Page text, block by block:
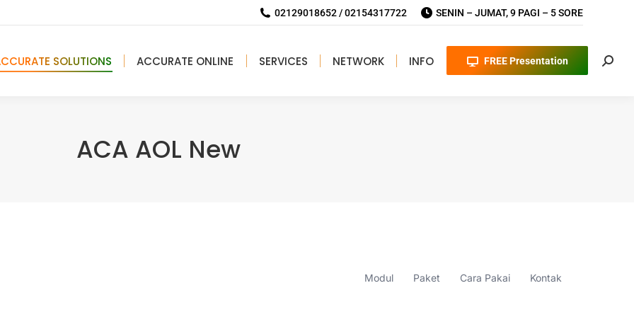
02129018652 / 02154317722 SENIN – JUMAT, 9 PAGI – 5 SORE
SOLUTIONS ACCURATE ONLINE SERVICES NETWORK INFO FREE Presentation
ACA AOL New
Modul Paket Cara Pakai Kontak